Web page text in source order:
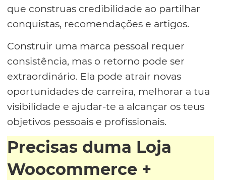
que construas credibilidade ao partilhar
conquistas, recomendações e artigos.
Construir uma marca pessoal requer
consistência, mas o retorno pode ser
extraordinário. Ela pode atrair novas
oportunidades de carreira, melhorar a tua
visibilidade e ajudar-te a alcançar os teus
objetivos pessoais e profissionais.
Precisas duma Loja
Woocommerce +